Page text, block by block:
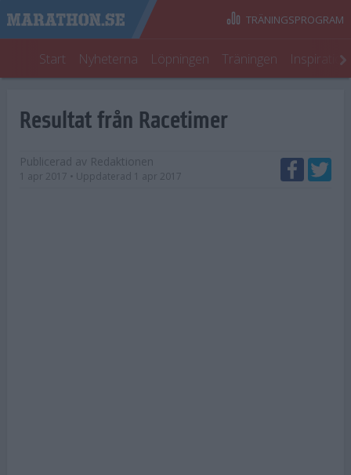
Start Nyheterna Löpningen Träningen
TRÄNINGSPROGRAM
Resultat från Racetimer
Publicerad av Redaktionen
1 apr 2017 • Uppdaterad 1 apr 2017